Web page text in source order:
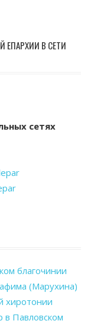
В СЕТИ
сетях
благочинии
(Марухина)
хиротонии
в Павловском